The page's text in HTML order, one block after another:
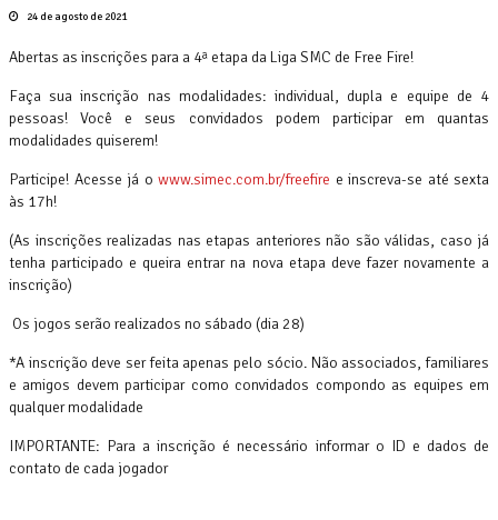
24 de agosto de 2021
Abertas as inscrições para a 4ª etapa da Liga SMC de Free Fire!
Faça sua inscrição nas modalidades: individual, dupla e equipe de 4
pessoas! Você e seus convidados podem participar em quantas
modalidades quiserem!
Participe! Acesse já o www.simec.com.br/freefire e inscreva-se até sexta
às 17h!
(As inscrições realizadas nas etapas anteriores não são válidas, caso já
tenha participado e queira entrar na nova etapa deve fazer novamente a
inscrição)
Os jogos serão realizados no sábado (dia 28)
*A inscrição deve ser feita apenas pelo sócio. Não associados, familiares
e amigos devem participar como convidados compondo as equipes em
qualquer modalidade
IMPORTANTE: Para a inscrição é necessário informar o ID e dados de
contato de cada jogador